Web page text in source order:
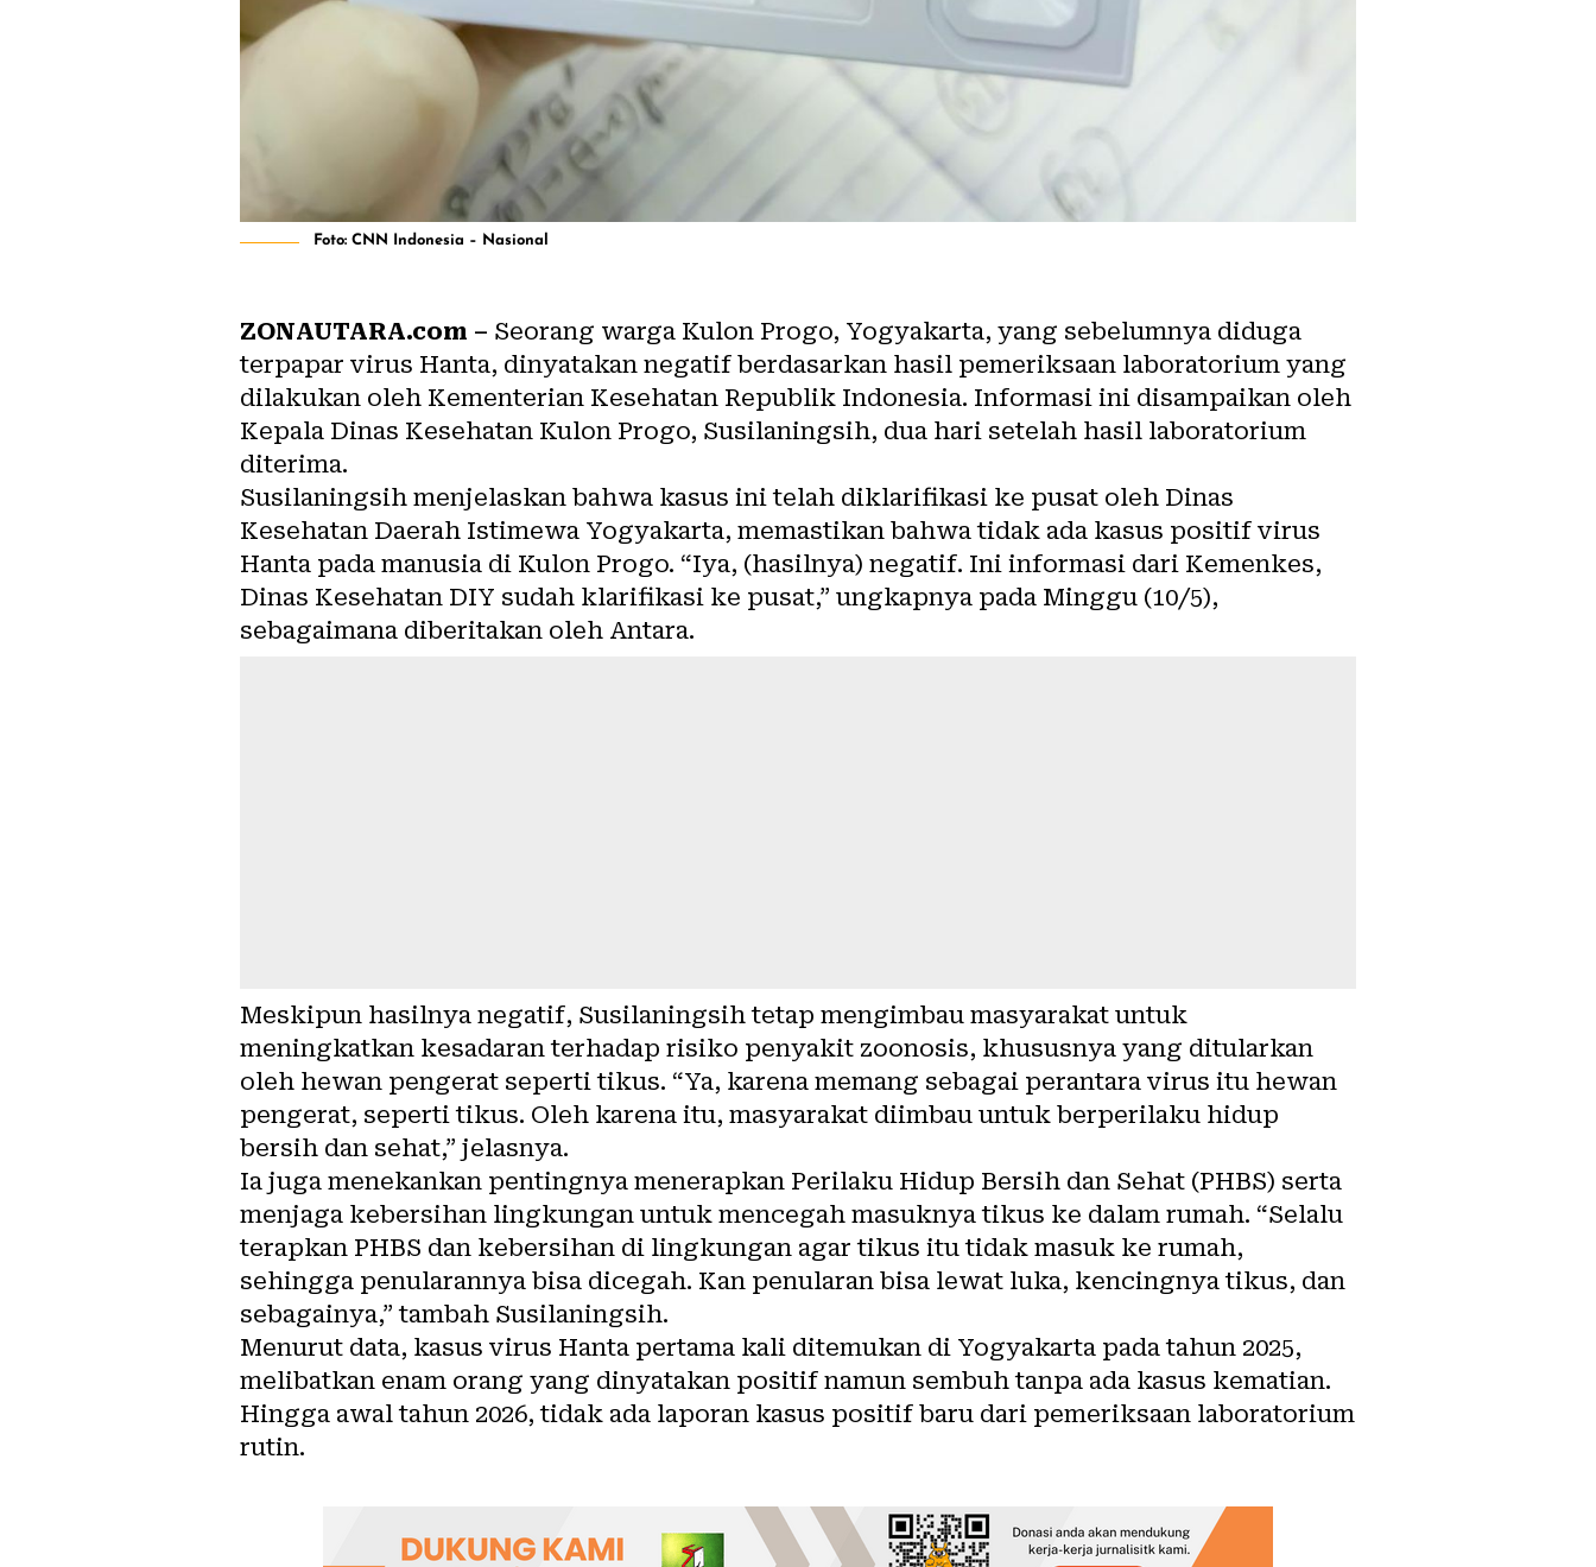
Foto: CNN Indonesia – Nasional
ZONAUTARA.com – Seorang warga Kulon Progo, Yogyakarta, yang sebelumnya diduga
terpapar virus Hanta, dinyatakan negatif berdasarkan hasil pemeriksaan laboratorium yang
dilakukan oleh Kementerian Kesehatan Republik Indonesia. Informasi ini disampaikan oleh
Kepala Dinas Kesehatan Kulon Progo, Susilaningsih, dua hari setelah hasil laboratorium
diterima.
Susilaningsih menjelaskan bahwa kasus ini telah diklarifikasi ke pusat oleh Dinas
Kesehatan Daerah Istimewa Yogyakarta, memastikan bahwa tidak ada kasus positif virus
Hanta pada manusia di Kulon Progo. “Iya, (hasilnya) negatif. Ini informasi dari Kemenkes,
Dinas Kesehatan DIY sudah klarifikasi ke pusat,” ungkapnya pada Minggu (10/5),
sebagaimana diberitakan oleh Antara.
Meskipun hasilnya negatif, Susilaningsih tetap mengimbau masyarakat untuk
meningkatkan kesadaran terhadap risiko penyakit zoonosis, khususnya yang ditularkan
oleh hewan pengerat seperti tikus. “Ya, karena memang sebagai perantara virus itu hewan
pengerat, seperti tikus. Oleh karena itu, masyarakat diimbau untuk berperilaku hidup
bersih dan sehat,” jelasnya.
Ia juga menekankan pentingnya menerapkan Perilaku Hidup Bersih dan Sehat (PHBS) serta
menjaga kebersihan lingkungan untuk mencegah masuknya tikus ke dalam rumah. “Selalu
terapkan PHBS dan kebersihan di lingkungan agar tikus itu tidak masuk ke rumah,
sehingga penularannya bisa dicegah. Kan penularan bisa lewat luka, kencingnya tikus, dan
sebagainya,” tambah Susilaningsih.
Menurut data, kasus virus Hanta pertama kali ditemukan di Yogyakarta pada tahun 2025,
melibatkan enam orang yang dinyatakan positif namun sembuh tanpa ada kasus kematian.
Hingga awal tahun 2026, tidak ada laporan kasus positif baru dari pemeriksaan laboratorium
rutin.